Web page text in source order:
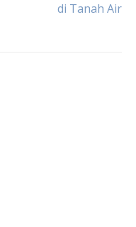
di Tanah Air